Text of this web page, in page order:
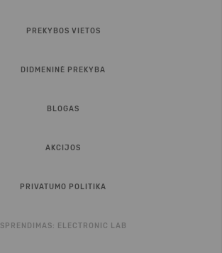
PREKYBOS VIETOS
DIDMENINĖ PREKYBA
BLOGAS
AKCIJOS
PRIVATUMO POLITIKA
SPRENDIMAS: ELECTRONIC LAB